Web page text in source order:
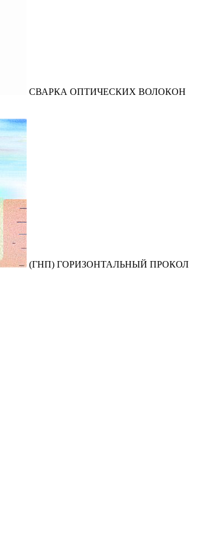
СВАРКА ОПТИЧЕСКИХ ВОЛОКОН
(ГНП) ГОРИЗОНТАЛЬНЫЙ ПРОКОЛ